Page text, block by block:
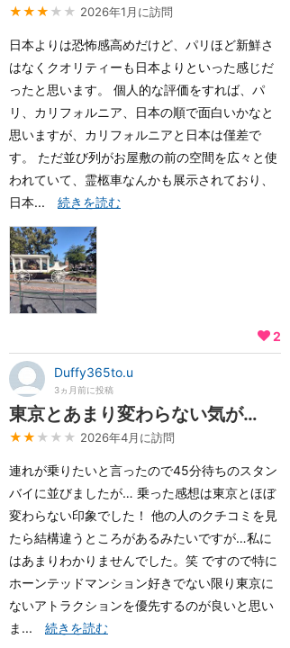
★★★ ★★ 2026年1月に訪問
日本よりは恐怖感高めだけど、パリほど新鮮さ
はなくクオリティーも日本よりといった感じだ
ったと思います。 個人的な評価をすれば、パ
リ、カリフォルニア、日本の順で面白いかなと
思いますが、カリフォルニアと日本は僅差で
す。 ただ並び列がお屋敷の前の空間を広々と使
われていて、霊柩車なんかも展示されており、
日本... 続きを読む
2
Duffy365to.u
3ヵ月前に投稿
東京とあまり変わらない気が…
★★ ★★★ 2026年4月に訪問
連れが乗りたいと言ったので45分待ちのスタン
バイに並びましたが… 乗った感想は東京とほぼ
変わらない印象でした！ 他の人のクチコミを見
たら結構違うところがあるみたいですが…私に
はあまりわかりませんでした。笑 ですので特に
ホーンテッドマンション好きでない限り東京に
ないアトラクションを優先するのが良いと思い
ま... 続きを読む